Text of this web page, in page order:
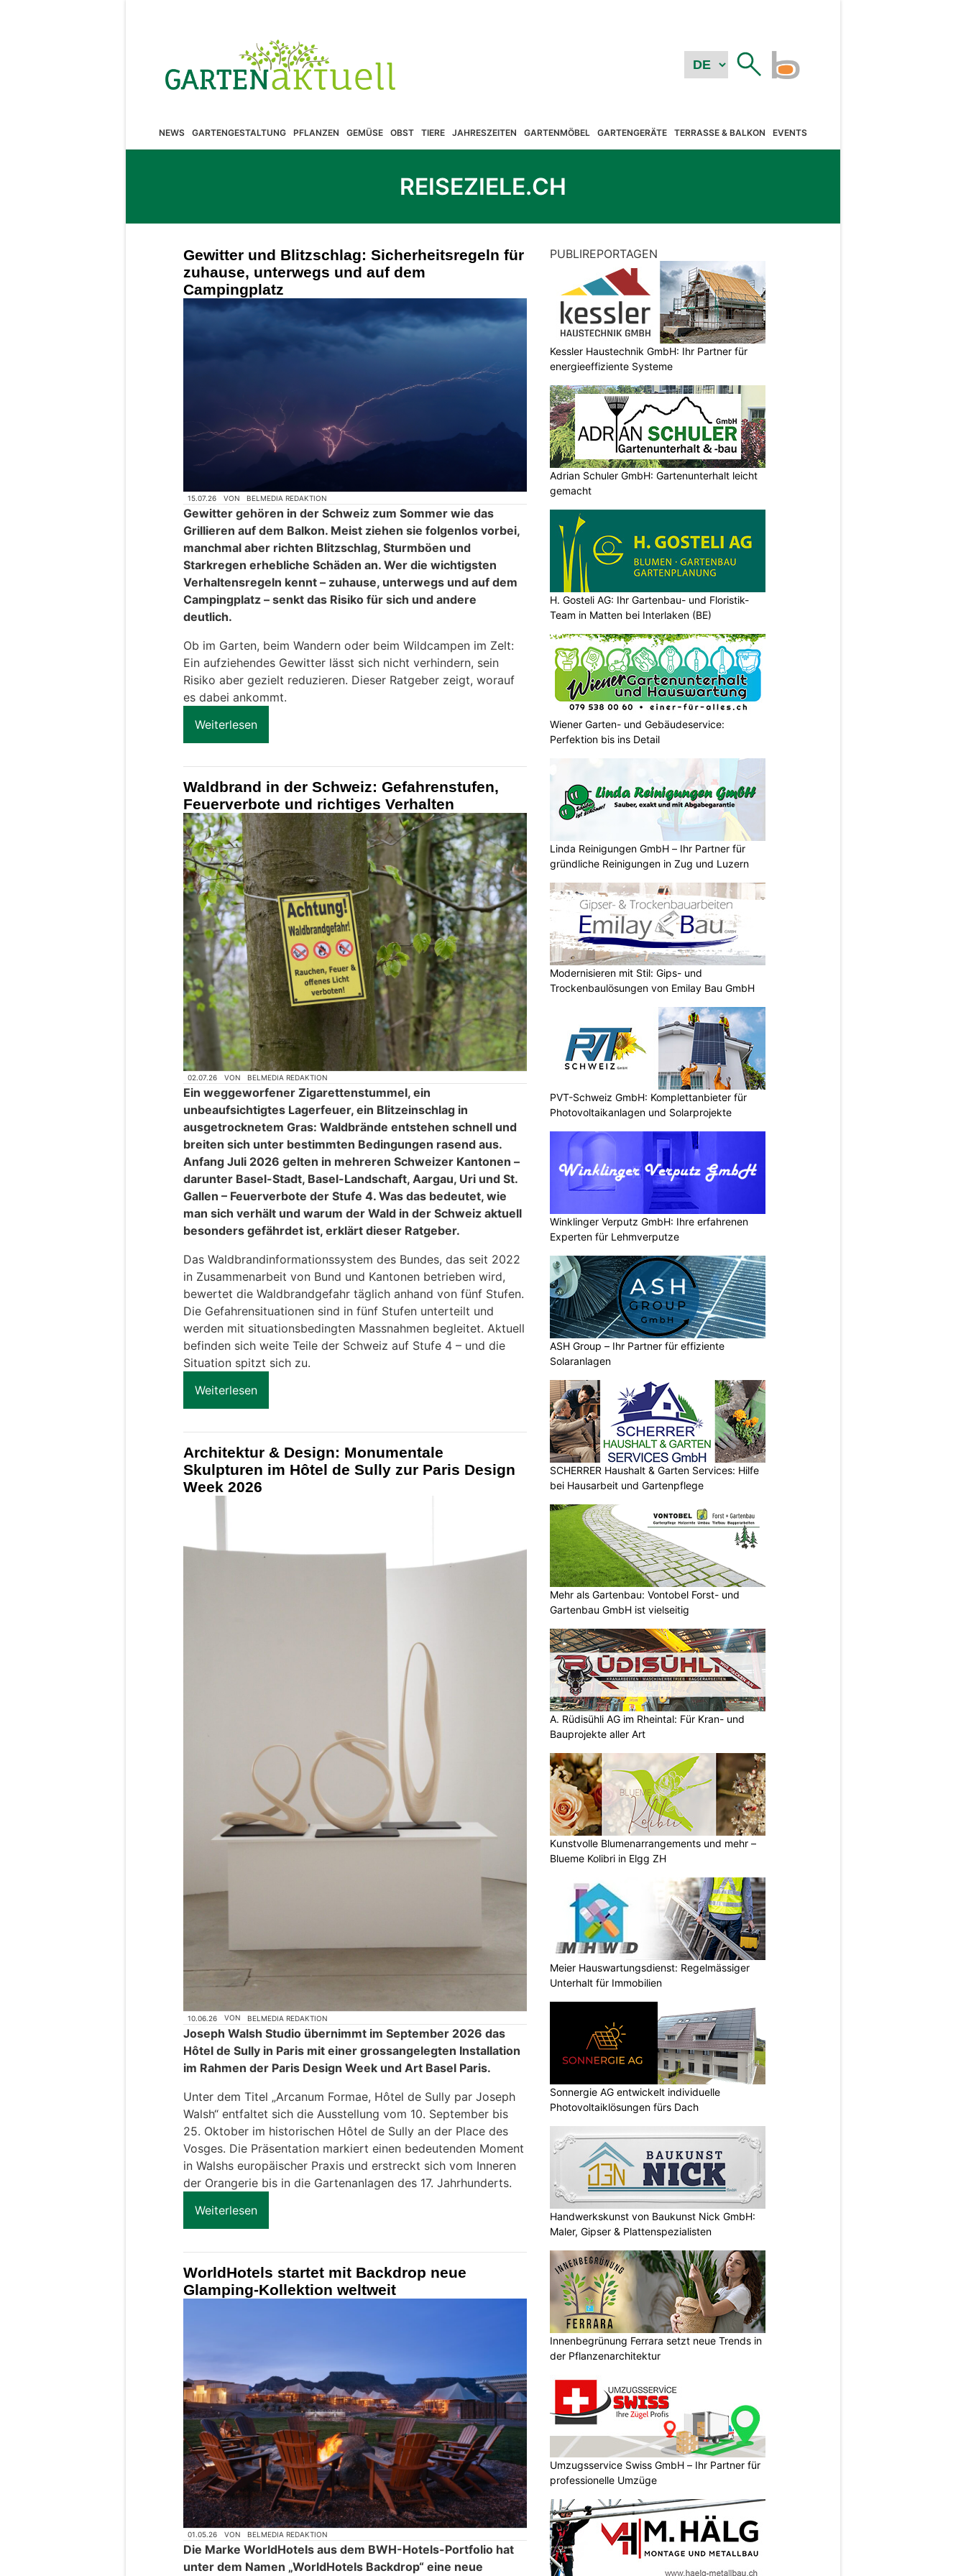
NEWS GARTENGESTALTUNG PFLANZEN GEMÜSE OBST TIERE JAHRESZEITEN GARTENMÖBEL GARTENGERÄTE TERRASSE & BALKON EVENTS
REISEZIELE.CH
Gewitter und Blitzschlag: Sicherheitsregeln für
zuhause, unterwegs und auf dem
Campingplatz
15.07.26 VON BELMEDIA REDAKTION
Gewitter gehören in der Schweiz zum Sommer wie das
Grillieren auf dem Balkon. Meist ziehen sie folgenlos vorbei,
manchmal aber richten Blitzschlag, Sturmböen und
Starkregen erhebliche Schäden an. Wer die wichtigsten
Verhaltensregeln kennt – zuhause, unterwegs und auf dem
Campingplatz – senkt das Risiko für sich und andere
deutlich.
Ob im Garten, beim Wandern oder beim Wildcampen im Zelt:
Ein aufziehendes Gewitter lässt sich nicht verhindern, sein
Risiko aber gezielt reduzieren. Dieser Ratgeber zeigt, worauf
es dabei ankommt.
Weiterlesen
Waldbrand in der Schweiz: Gefahrenstufen,
Feuerverbote und richtiges Verhalten
02.07.26 VON BELMEDIA REDAKTION
Ein weggeworfener Zigarettenstummel, ein
unbeaufsichtigtes Lagerfeuer, ein Blitzeinschlag in
ausgetrocknetem Gras: Waldbrände entstehen schnell und
breiten sich unter bestimmten Bedingungen rasend aus.
Anfang Juli 2026 gelten in mehreren Schweizer Kantonen –
darunter Basel-Stadt, Basel-Landschaft, Aargau, Uri und St.
Gallen – Feuerverbote der Stufe 4. Was das bedeutet, wie
man sich verhält und warum der Wald in der Schweiz aktuell
besonders gefährdet ist, erklärt dieser Ratgeber.
Das Waldbrandinformationssystem des Bundes, das seit 2022
in Zusammenarbeit von Bund und Kantonen betrieben wird,
bewertet die Waldbrandgefahr täglich anhand von fünf Stufen.
Die Gefahrensituationen sind in fünf Stufen unterteilt und
werden mit situationsbedingten Massnahmen begleitet. Aktuell
befinden sich weite Teile der Schweiz auf Stufe 4 – und die
Situation spitzt sich zu.
Weiterlesen
Architektur & Design: Monumentale
Skulpturen im Hôtel de Sully zur Paris Design
Week 2026
10.06.26 VON BELMEDIA REDAKTION
Joseph Walsh Studio übernimmt im September 2026 das
Hôtel de Sully in Paris mit einer grossangelegten Installation
im Rahmen der Paris Design Week und Art Basel Paris.
Unter dem Titel „Arcanum Formae, Hôtel de Sully par Joseph
Walsh“ entfaltet sich die Ausstellung vom 10. September bis
25. Oktober im historischen Hôtel de Sully an der Place des
Vosges. Die Präsentation markiert einen bedeutenden Moment
in Walshs europäischer Praxis und erstreckt sich vom Inneren
der Orangerie bis in die Gartenanlagen des 17. Jahrhunderts.
Weiterlesen
WorldHotels startet mit Backdrop neue
Glamping-Kollektion weltweit
01.05.26 VON BELMEDIA REDAKTION
Die Marke WorldHotels aus dem BWH-Hotels-Portfolio hat
unter dem Namen „WorldHotels Backdrop“ eine neue
PUBLIREPORTAGEN
Kessler Haustechnik GmbH: Ihr Partner für
energieeffiziente Systeme
Adrian Schuler GmbH: Gartenunterhalt leicht
gemacht
H. Gosteli AG: Ihr Gartenbau- und Floristik-
Team in Matten bei Interlaken (BE)
Wiener Garten- und Gebäudeservice:
Perfektion bis ins Detail
Linda Reinigungen GmbH – Ihr Partner für
gründliche Reinigungen in Zug und Luzern
Modernisieren mit Stil: Gips- und
Trockenbaulösungen von Emilay Bau GmbH
PVT-Schweiz GmbH: Komplettanbieter für
Photovoltaikanlagen und Solarprojekte
Winklinger Verputz GmbH: Ihre erfahrenen
Experten für Lehmverputze
ASH Group – Ihr Partner für effiziente
Solaranlagen
SCHERRER Haushalt & Garten Services: Hilfe
bei Hausarbeit und Gartenpflege
Mehr als Gartenbau: Vontobel Forst- und
Gartenbau GmbH ist vielseitig
A. Rüdisühli AG im Rheintal: Für Kran- und
Bauprojekte aller Art
Kunstvolle Blumenarrangements und mehr –
Blueme Kolibri in Elgg ZH
Meier Hauswartungsdienst: Regelmässiger
Unterhalt für Immobilien
Sonnergie AG entwickelt individuelle
Photovoltaiklösungen fürs Dach
Handwerkskunst von Baukunst Nick GmbH:
Maler, Gipser & Plattenspezialisten
Innenbegrünung Ferrara setzt neue Trends in
der Pflanzenarchitektur
Umzugsservice Swiss GmbH – Ihr Partner für
professionelle Umzüge